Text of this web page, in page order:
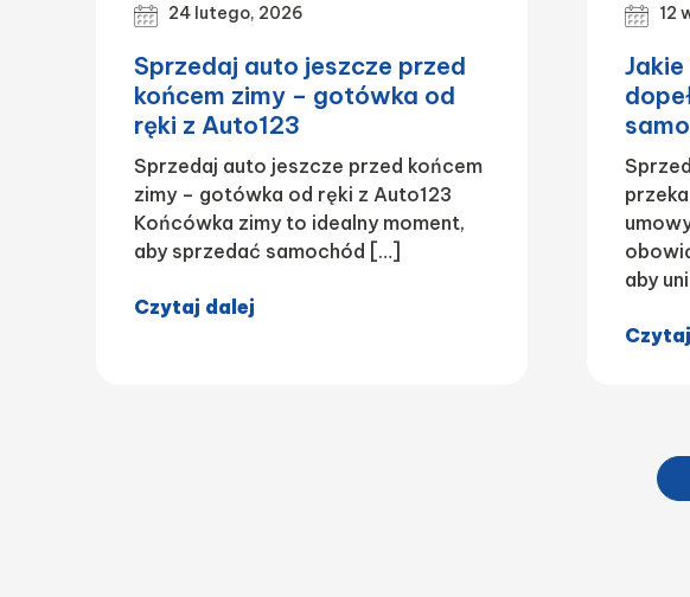
24 lutego, 2026
Sprzedaj auto jeszcze przed
końcem zimy – gotówka od
ręki z Auto123
Sprzedaj auto jeszcze przed końcem
zimy – gotówka od ręki z Auto123
Końcówka zimy to idealny moment,
aby sprzedać samochód […]
Czytaj dalej
12
aby